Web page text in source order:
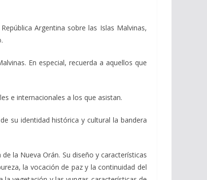
Argentina sobre las Islas Malvinas,
En especial, recuerda a aquellos que
e internacionales a los que asistan.
su identidad histórica y cultural la bandera
la Nueva Orán. Su diseño y características
la vocación de paz y la continuidad del